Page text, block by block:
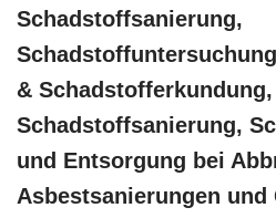
Schadstoffsanierung,
&
Schadstoffsanierung,
und Entsorgung bei
Asbestsanierungen und